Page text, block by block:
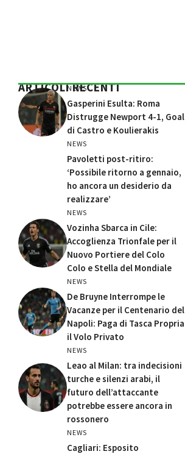
ARTICOLI RECENTI
NEWS
Gasperini Esulta: Roma
Distrugge Newport 4-1, Goal
di Castro e Koulierakis
NEWS
Pavoletti post-ritiro:
‘Possibile ritorno a gennaio,
ho ancora un desiderio da
realizzare’
NEWS
Vozinha Sbarca in Cile:
Accoglienza Trionfale per il
Nuovo Portiere del Colo
Colo e Stella del Mondiale
NEWS
De Bruyne Interrompe le
Vacanze per il Centenario del
Napoli: Paga di Tasca Propria
il Volo Privato
NEWS
Leao al Milan: tra indecisioni
turche e silenzi arabi, il
futuro dell’attaccante
potrebbe essere ancora in
rossonero
NEWS
Cagliari: Esposito